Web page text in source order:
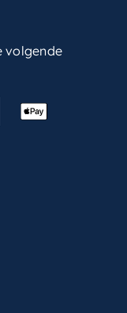
volgende